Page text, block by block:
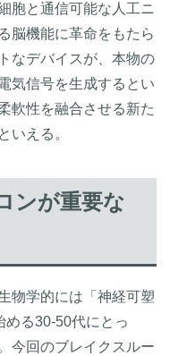
胞と通信可能な人工ニ
脳機能に革命をもたら
なデバイスが、本物の
気信号を生成するとい
軟性を融合させる新た
いえる。
ンが重要な
物学的には「神経可塑
る30-50代にとっ
今回のブレイクスルー